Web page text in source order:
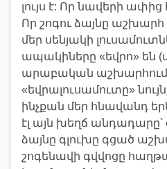
լույս է: Որ նավերի
Որ շոգու ձայնը
մեր սենյակի
ապակիները «եվրո» են
արաբական աշխարհում
«եվրալուսամուտը»
ինչքան մեր հնավանդ
էլ այն խեղճ
ձայնը գլուխը գցած
շոգենավի գվվոցը